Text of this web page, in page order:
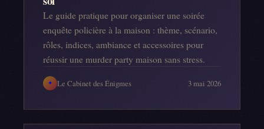
Le guide pratique pour organiser une soirée
enquête policière à la maison : thème, scénario,
rôles, indices, ambiance et accessoires pour
réussir une murder party maison sans stress.
✦ Le Cabinet des Énigmes 3 mai 2026